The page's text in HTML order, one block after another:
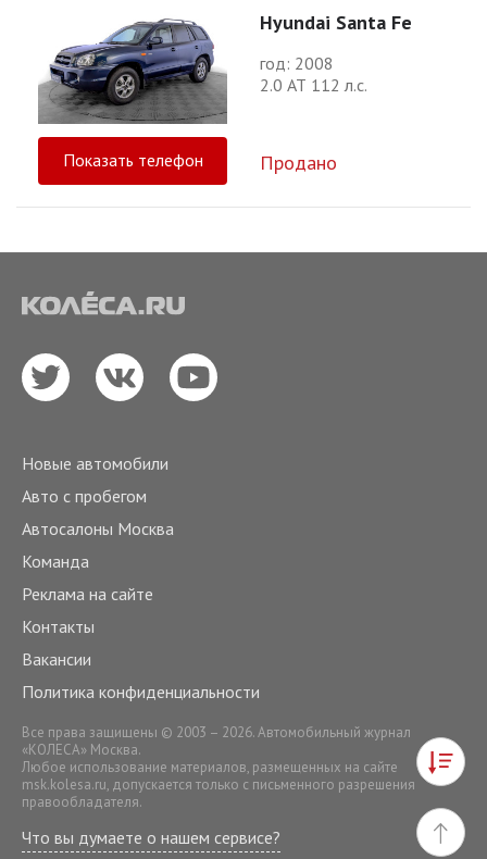
Hyundai Santa Fe
год: 2008
2.0 АТ 112 л.с.
Показать телефон Продано
Новые автомобили
Авто с пробегом
Автосалоны Москва
Команда
Реклама на сайте
Контакты
Вакансии
Политика конфиденциальности
Все права защищены © 2003 – 2026. Автомобильный журнал
«КОЛЕСА» Москва.
Любое использование материалов, размещенных на сайте
msk.kolesa.ru, допускается только с письменного разрешения
правообладателя.
Что вы думаете о нашем сервисе?